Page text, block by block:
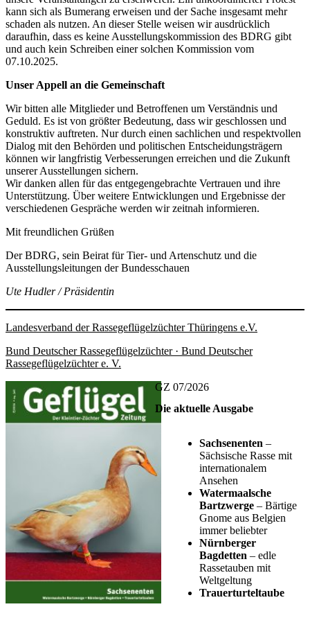
kann sich als Bumerang erweisen und der Sache insgesamt mehr
schaden als nutzen. An dieser Stelle weisen wir ausdrücklich
daraufhin, dass es keine Ausstellungskommission des BDRG gibt
und auch kein Schreiben einer solchen Kommission vom
07.10.2025.
Unser Appell an die Gemeinschaft
Wir bitten alle Mitglieder und Betroffenen um Verständnis und
Geduld. Es ist von größter Bedeutung, dass wir geschlossen und
konstruktiv auftreten. Nur durch einen sachlichen und respektvollen
Dialog mit den Behörden und politischen Entscheidungsträgern
können wir langfristig Verbesserungen erreichen und die Zukunft
unserer Ausstellungen sichern.
Wir danken allen für das entgegengebrachte Vertrauen und ihre
Unterstützung. Über weitere Entwicklungen und Ergebnisse der
verschiedenen Gespräche werden wir zeitnah informieren.
Mit freundlichen Grüßen
Der BDRG, sein Beirat für Tier- und Artenschutz und die
Ausstellungsleitungen der Bundesschauen
Ute Hudler / Präsidentin
Landesverband der Rassegeflügelzüchter Thüringens e.V.
Bund Deutscher Rassegeflügelzüchter · Bund Deutscher
Rassegeflügelzüchter e. V.
GZ 07/2026
Die aktuelle Ausgabe
Sachsenenten –
Sächsische Rasse mit
internationalem
Ansehen
Watermaalsche
Bartzwerge – Bärtige
Gnome aus Belgien
immer beliebter
Nürnberger
Bagdetten – edle
Rassetauben mit
Weltgeltung
Trauerturteltaube